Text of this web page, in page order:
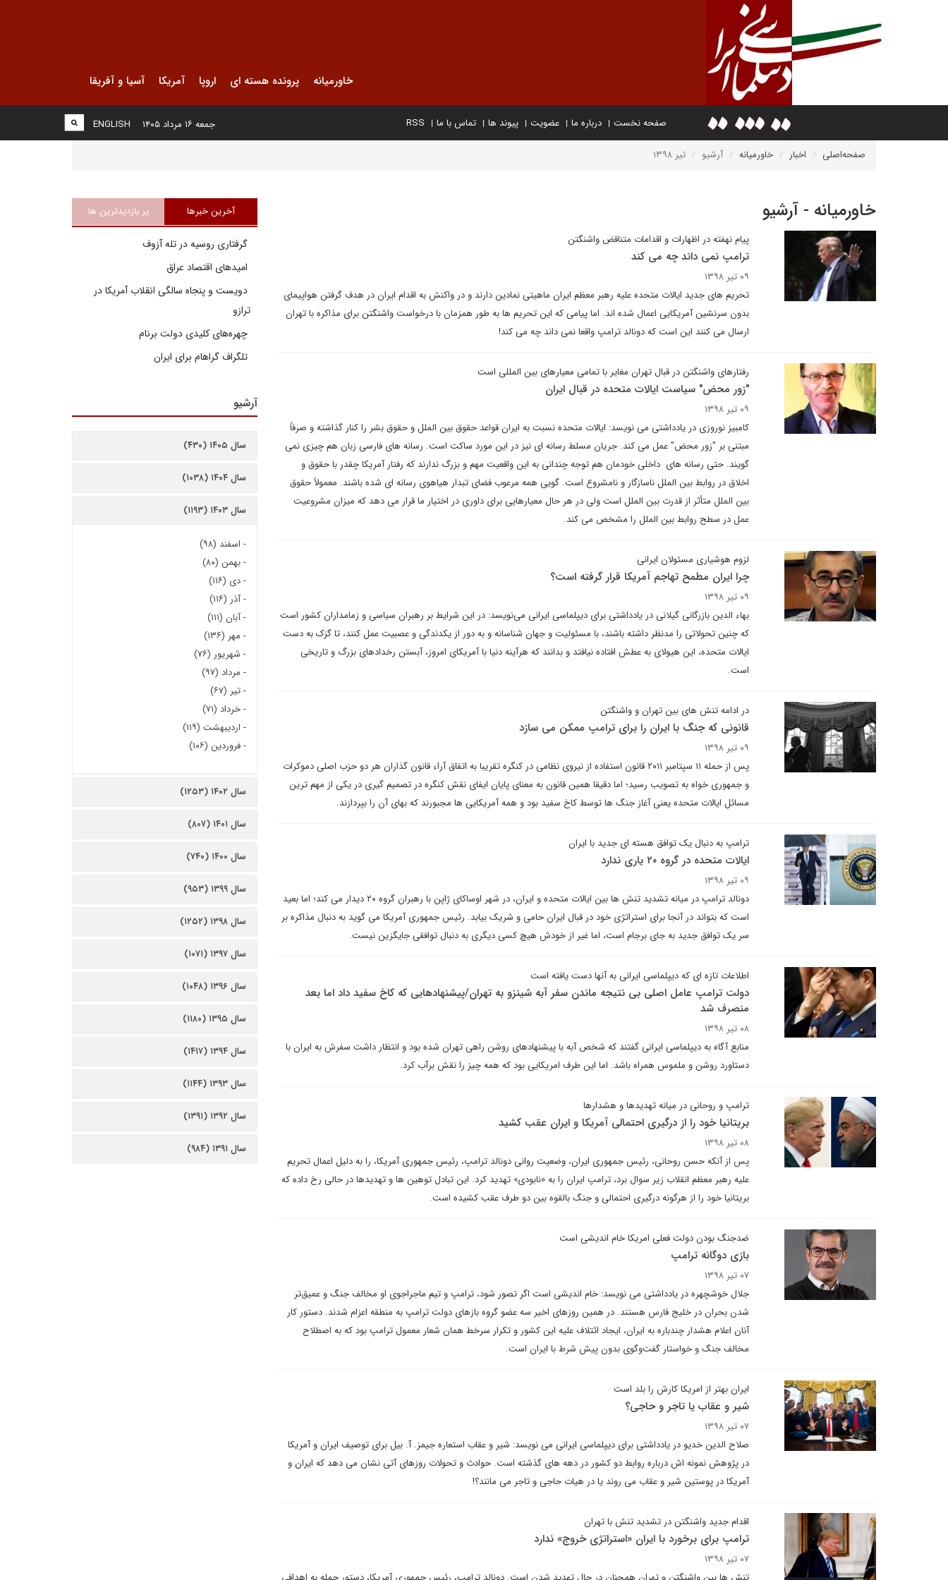
خاورمیانه پرونده هسته ای اروپا آمریکا آسیا و آفریقا
صفحه نخست درباره ما عضویت پیوند ها تماس با ما RSS
ENGLISH جمعه ۱۶ مرداد ۱۴۰۵
صفحه‌اصلی اخبار خاورمیانه آرشیو تیر ۱۳۹۸
خاورمیانه - آرشیو
پیام نهفته در اظهارات و اقدامات متناقض واشنگتن
ترامپ نمی داند چه می کند
۰۹ تیر ۱۳۹۸
تحریم های جدید ایالات متحده علیه رهبر معظم ایران ماهیتی نمادین دارند و در واکنش به اقدام ایران در هدف گرفتن هواپیمای
بدون سرنشین آمریکایی اعمال شده اند. اما پیامی که این تحریم ها به طور همزمان با درخواست واشنگتن برای مذاکره با تهران
ارسال می کنند این است که دونالد ترامپ واقعا نمی داند چه می کند!
رفتارهای واشنگتن در قبال تهران مغایر با تمامی معیارهای بین المللی است
"زور محض" سیاست ایالات متحده در قبال ایران
۰۹ تیر ۱۳۹۸
کامبیز نوروزی در یادداشتی می نویسد: ایالات متحده نسبت به ایران قواعد حقوق بین الملل و حقوق بشر را کنار گذاشته و صرفاً
مبتنی بر "زور محض" عمل می کند. جریان مسلط رسانه ای نیز در این مورد ساکت است. رسانه های فارسی زبان هم چیزی نمی
گویند. حتی رسانه های داخلی خودمان هم توجه چندانی به این واقعیت مهم و بزرگ ندارند که رفتار آمریکا چقدر با حقوق و
اخلاق در روابط بین الملل ناسازگار و نامشروع است. گویی همه مرعوب فضای تبدار هیاهوی رسانه ای شده باشند. معمولاً حقوق
بین الملل متأثر از قدرت بین الملل است ولی در هر حال معیارهایی برای داوری در اختیار ما قرار می دهد که میزان مشروعیت
عمل در سطح روابط بین الملل را مشخص می کند.
لزوم هوشیاری مسئولان ایرانی
چرا ایران مطمح تهاجم آمریکا قرار گرفته است؟
۰۹ تیر ۱۳۹۸
بهاء الدین بازرگانی گیلانی در یادداشتی برای دیپلماسی ایرانی می‌نویسد: در این شرایط بر رهبران سیاسی و زمامداران کشور است
که چنین تحولاتی را مدنظر داشته باشند، با مسئولیت و جهان شناسانه و به دور از یکدندگی و عصبیت عمل کنند، تا گزک به دست
ایالات متحده، این هیولای به عطش افتاده نیافتد و بدانند که هرآینه دنیا با آمریکای امروز، آبستن رخدادهای بزرگ و تاریخی
است.
در ادامه تنش های بین تهران و واشنگتن
قانونی که جنگ با ایران را برای ترامپ ممکن می سازد
۰۹ تیر ۱۳۹۸
پس از حمله ۱۱ سپتامبر ۲۰۱۱ قانون استفاده از نیروی نظامی در کنگره تقریبا به اتفاق آراء قانون گذاران هر دو حزب اصلی دموکرات
و جمهوری خواه به تصویب رسید؛ اما دقیقا همین قانون به معنای پایان ایفای نقش کنگره در تصمیم گیری در یکی از مهم ترین
مسائل ایالات متحده یعنی آغاز جنگ ها توسط کاخ سفید بود و همه آمریکایی ها مجبورند که بهای آن را بپردازند.
ترامپ به دنبال یک توافق هسته ای جدید با ایران
ایالات متحده در گروه ۲۰ یاری ندارد
۰۹ تیر ۱۳۹۸
دونالد ترامپ در میانه تشدید تنش ها بین ایالات متحده و ایران، در شهر اوساکای ژاپن با رهبران گروه ۲۰ دیدار می کند؛ اما بعید
است که بتواند در آنجا برای استراتژی خود در قبال ایران حامی و شریک بیابد. رئیس جمهوری آمریکا می گوید به دنبال مذاکره بر
سر یک توافق جدید به جای برجام است، اما غیر از خودش هیچ کسی دیگری به دنبال توافقی جایگزین نیست.
اطلاعات تازه ای که دیپلماسی ایرانی به آنها دست یافته است
دولت ترامپ عامل اصلی بی نتیجه ماندن سفر آبه شینزو به تهران/پیشنهادهایی که کاخ سفید داد اما بعد
منصرف شد
۰۸ تیر ۱۳۹۸
منابع آگاه به دیپلماسی ایرانی گفتند که شخص آبه با پیشنهادهای روشن راهی تهران شده بود و انتظار داشت سفرش به ایران با
دستاورد روشن و ملموس همراه باشد. اما این طرف امریکایی بود که همه چیز را نقش برآب کرد.
ترامپ و روحانی در میانه تهدیدها و هشدارها
بریتانیا خود را از درگیری احتمالی آمریکا و ایران عقب کشید
۰۸ تیر ۱۳۹۸
پس از آنکه حسن روحانی، رئیس جمهوری ایران، وضعیت روانی دونالد ترامپ، رئیس جمهوری آمریکا، را به دلیل اعمال تحریم
علیه رهبر معظم انقلاب زیر سوال برد، ترامپ ایران را به «نابودی» تهدید کرد. این تبادل توهین ها و تهدیدها در حالی رخ داده که
بریتانیا خود را از هرگونه درگیری احتمالی و جنگ بالقوه بین دو طرف عقب کشیده است.
ضدجنگ بودن دولت فعلی امریکا خام اندیشی است
بازی دوگانه ترامپ
۰۷ تیر ۱۳۹۸
جلال خوشچهره در یادداشتی می نویسد: خام اندیشی است اگر تصور شود، ترامپ و تیم ماجراجوی او مخالف جنگ و عمیق‌‌تر
شدن بحران در خلیج فارس هستند. در همین روزهای اخیر سه عضو گروه بازهای دولت ترامپ به منطقه اعزام شدند. دستور کار
آنان اعلام هشدار چندباره به ایران، ایجاد ائتلاف علیه این کشور و تکرار سرخط همان شعار معمول ترامپ بود که به اصطلاح
مخالف جنگ و خواستار گفت‌وگوی بدون پیش شرط با ایران است.
ایران بهتر از امریکا کارش را بلد است
شیر و عقاب یا تاجر و حاجی؟
۰۷ تیر ۱۳۹۸
صلاح الدین خدیو در یادداشتی برای دیپلماسی ایرانی می نویسد: شیر و عقاب استعاره جیمز. آ. بیل برای توصیف ایران و آمریکا
در پژوهش نمونه اش درباره روابط دو کشور در دهه های گذشته است. حوادث و تحولات روزهای آتی نشان می دهد که ایران و
آمریکا در پوستین شیر و عقاب می روند یا در هیات حاجی و تاجر می مانند؟!
اقدام جدید واشنگتن در تشدید تنش با تهران
ترامپ برای برخورد با ایران «استراتژی خروج» ندارد
۰۷ تیر ۱۳۹۸
آخرین خبرها پر بازدیدترین ها
گرفتاری روسیه در تله آزوف
امیدهای اقتصاد عراق
دویست و پنجاه سالگی انقلاب آمریکا در
ترازو
چهره‌های کلیدی دولت برنام
تلگراف گراهام برای ایران
آرشیو
سال ۱۴۰۵ (۴۳۰)
سال ۱۴۰۴ (۱۰۳۸)
سال ۱۴۰۳ (۱۱۹۳)
- اسفند (۹۸)
-بهمن (۸۰)
-دی (۱۱۶)
-آذر (۱۱۶)
-آبان (۱۱۱)
- مهر (۱۳۶)
- شهریور (۷۶)
- مرداد (۹۷)
-تیر (۶۷)
-خرداد (۷۱)
- اردیبهشت (۱۱۹)
-فروردین (۱۰۶)
سال ۱۴۰۲ (۱۲۵۳)
سال ۱۴۰۱ (۸۰۷)
سال ۱۴۰۰ (۷۴۰)
سال ۱۳۹۹ (۹۵۳)
سال ۱۳۹۸ (۱۲۵۲)
سال ۱۳۹۷ (۱۰۷۱)
سال ۱۳۹۶ (۱۰۴۸)
سال ۱۳۹۵ (۱۱۸۰)
سال ۱۳۹۴ (۱۴۱۷)
سال ۱۳۹۳ (۱۱۴۴)
سال ۱۳۹۲ (۱۳۹۱)
سال ۱۳۹۱ (۹۸۴)